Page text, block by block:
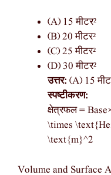
(A) 15 मीटर²
(B) 20 मीटर²
(C) 25 मीटर²
(D) 30 मीटर²
उत्तर: (A) 15
स्पष्टीकरण:
क्षेत्रफल =
\times
\text{m}^2
Volume and Surface